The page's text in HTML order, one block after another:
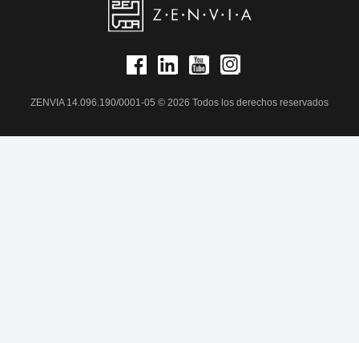
ZENVIA 14.096.190/0001-05 © 2026 Todos los derechos reservados